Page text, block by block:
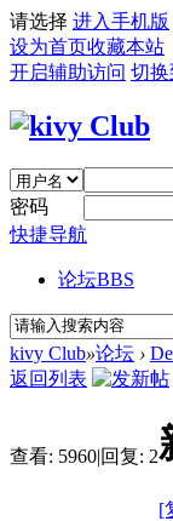
请选择 进入手机版
设为首页收藏本站
开启辅助访问 切换
密码
快捷导航
论坛BBS
kivy Club»论坛 ›
返回列表
查看: 5960|回复: 2
[